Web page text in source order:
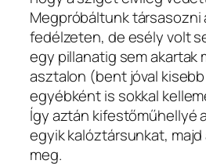
Megpróbáltunk társasozni
fedélzeten, de esély volt
egy pillanatig sem akartak
asztalon (bent jóval kisebb
egyébként is sokkal
Így aztán kifestőműhellyé
egyik kalóztársunkat,
meg.